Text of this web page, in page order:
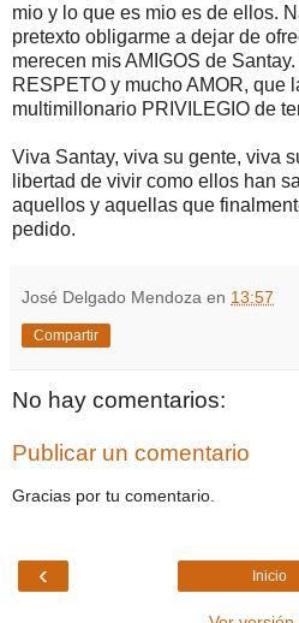
mio y lo que es mio es de ellos.
pretexto obligarme a dejar de
merecen mis AMIGOS de
RESPETO y mucho AMOR, que
multimillonario PRIVILEGIO de
Viva Santay, viva su gente, viva
libertad de vivir como ellos han
aquellos y aquellas que
pedido.
José Delgado Mendoza en 13:57
Compartir
No hay comentarios:
Publicar un comentario
Gracias por tu comentario.
‹ Inicio